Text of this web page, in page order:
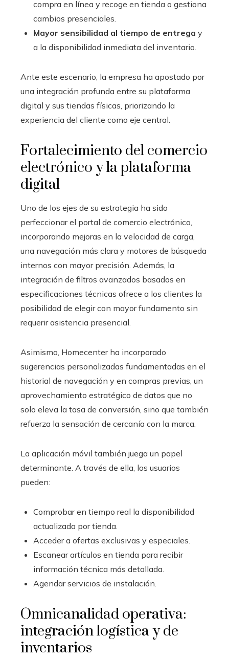
compra en línea y recoge en tienda o gestiona
cambios presenciales.
Mayor sensibilidad al tiempo de entrega y
a la disponibilidad inmediata del inventario.
Ante este escenario, la empresa ha apostado por
una integración profunda entre su plataforma
digital y sus tiendas físicas, priorizando la
experiencia del cliente como eje central.
Fortalecimiento del comercio
electrónico y la plataforma
digital
Uno de los ejes de su estrategia ha sido
perfeccionar el portal de comercio electrónico,
incorporando mejoras en la velocidad de carga,
una navegación más clara y motores de búsqueda
internos con mayor precisión. Además, la
integración de filtros avanzados basados en
especificaciones técnicas ofrece a los clientes la
posibilidad de elegir con mayor fundamento sin
requerir asistencia presencial.
Asimismo, Homecenter ha incorporado
sugerencias personalizadas fundamentadas en el
historial de navegación y en compras previas, un
aprovechamiento estratégico de datos que no
solo eleva la tasa de conversión, sino que también
refuerza la sensación de cercanía con la marca.
La aplicación móvil también juega un papel
determinante. A través de ella, los usuarios
pueden:
Comprobar en tiempo real la disponibilidad
actualizada por tienda.
Acceder a ofertas exclusivas y especiales.
Escanear artículos en tienda para recibir
información técnica más detallada.
Agendar servicios de instalación.
Omnicanalidad operativa:
integración logística y de
inventarios